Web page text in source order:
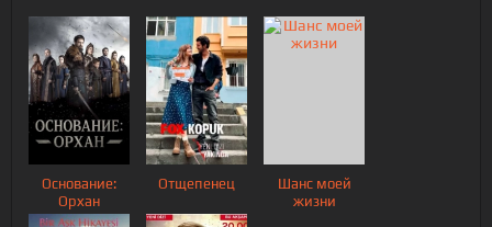
Основание:
Орхан
Отщепенец
Шанс моей
жизни